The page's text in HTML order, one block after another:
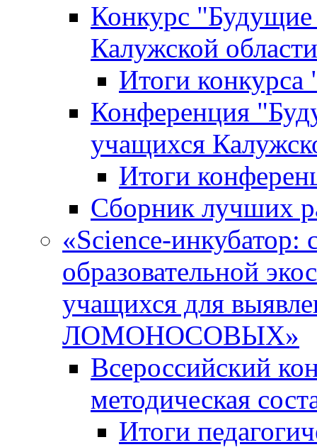
Конкурс
Калужской области
Итоги
Конференция
учащихся
Итоги
Сборник лучших
«Science-инкубатор:
образовательной
учащихся для
ЛОМОНОСОВЫХ»
Всероссийский
методическая
Итоги